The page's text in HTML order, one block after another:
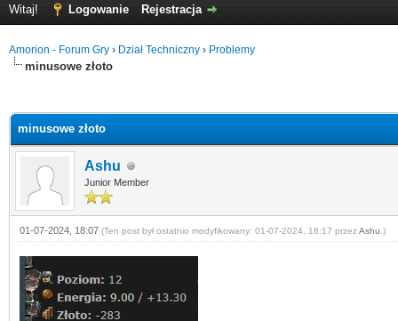
Witaj! Logowanie Rejestracja
Amorion - Forum Gry › Dział Techniczny › Problemy
minusowe złoto
minusowe złoto
Ashu
Junior Member
01-07-2024, 18:07 (Ten post był ostatnio modyfikowany: 01-07-2024, 18:17 przezAshu .)